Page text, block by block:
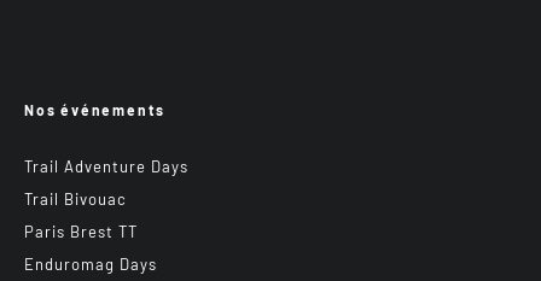
Nos événements
Trail Adventure Days
Trail Bivouac
Paris Brest TT
Enduromag Days